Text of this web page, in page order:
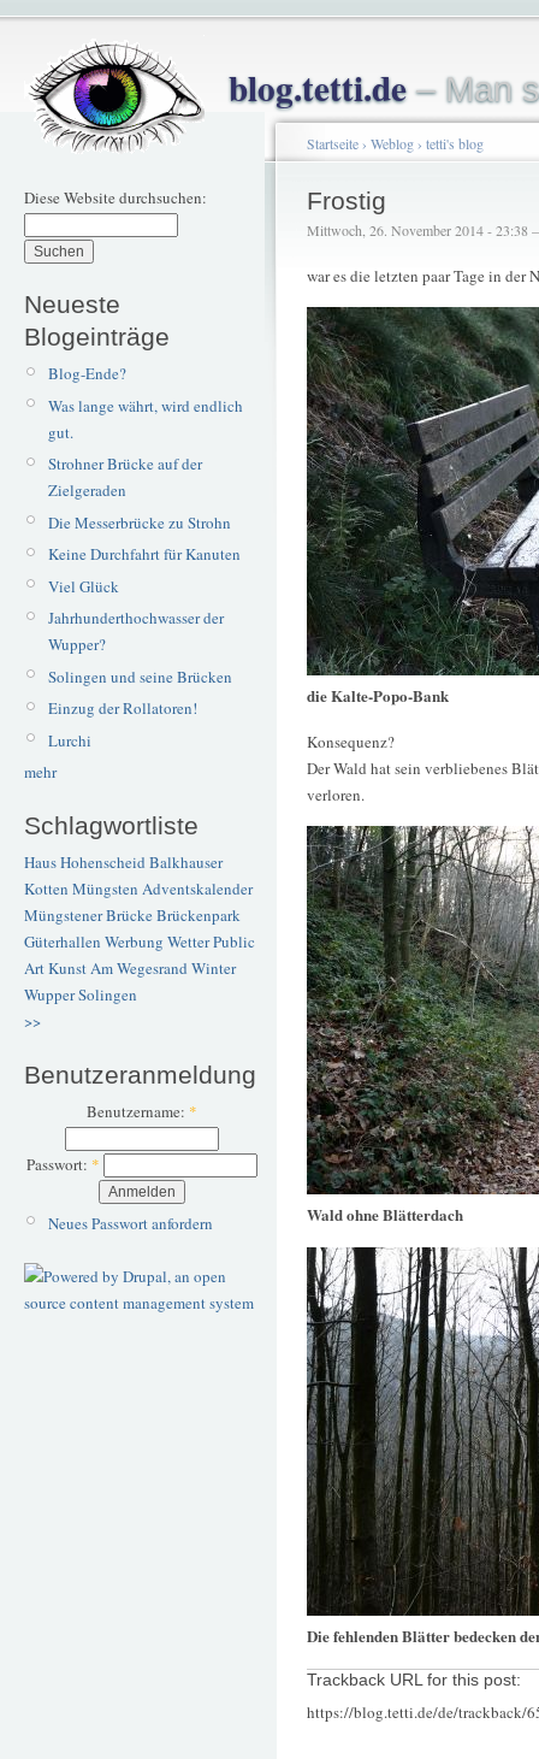
blog.tetti.de– Man
Diese Website durchsuchen:
Neueste
Blogeinträge
Blog-Ende?
Was lange währt, wird endlich
gut.
Strohner Brücke auf der
Zielgeraden
Die Messerbrücke zu Strohn
Keine Durchfahrt für Kanuten
Viel Glück
Jahrhunderthochwasser der
Wupper?
Solingen und seine Brücken
Einzug der Rollatoren!
Lurchi
mehr
Schlagwortliste
Haus Hohenscheid Balkhauser
Kotten Müngsten Adventskalender
Müngstener BrückeBrückenpark
Güterhallen Werbung WetterPublic
ArtKunstAm Wegesrand Winter
WupperSolingen
>>
Benutzeranmeldung
Benutzername: *
Passwort: *
Neues Passwort anfordern
Startseite› Weblog› tetti's blog
Frostig
Mittwoch, 26. November 2014 - 23:38
war es die letzten paar Tage in der
die Kalte-Popo-Bank
Konsequenz?
Der Wald hat sein verbliebenes
verloren.
Wald ohne Blätterdach
Die fehlenden Blätter bedecken
Trackback URL for this post:
https://blog.tetti.de/de/trackback/